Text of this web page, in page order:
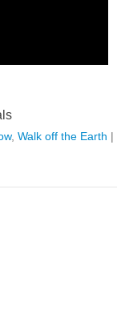
, Walk off the Earth |